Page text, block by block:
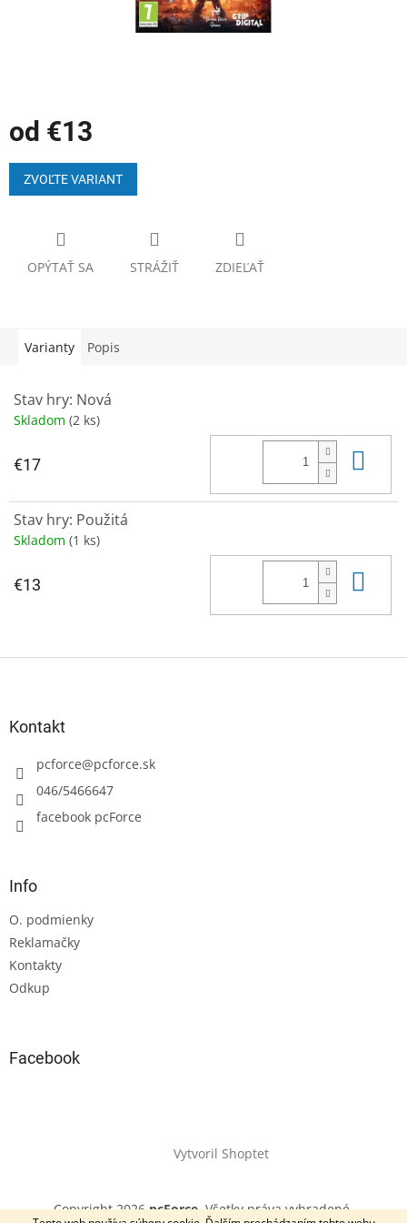
od €13
Jednotková
cena:
ZVOĽTE VARIANT
OPÝTAŤ SA STRÁŽIŤ ZDIEĽAŤ
Varianty Popis
Stav hry: Nová
Skladom (2 ks)
€17
Stav hry: Použitá
Skladom (1 ks)
€13
Kontakt
pcforce@pcforce.sk
046/5466647
facebook pcForce
Info
O. podmienky
Reklamačky
Kontakty
Odkup
Facebook
Vytvoril Shoptet
Copyright 2026pcForce. Všetky práva vyhradené.